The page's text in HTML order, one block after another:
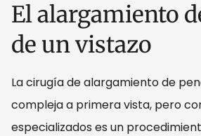
El alargamiento
de un vistazo
La cirugía de alargamiento de
compleja a primera vista, pero
especializados es un